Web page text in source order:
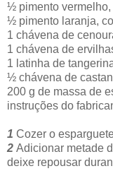
½ pimento
½ pimento laranja,
1 chávena de
1 chávena de
1 latinha de
½ chávena de
200 g de massa de
instruções do
1 Cozer o
2 Adicionar metade
deixe repousar